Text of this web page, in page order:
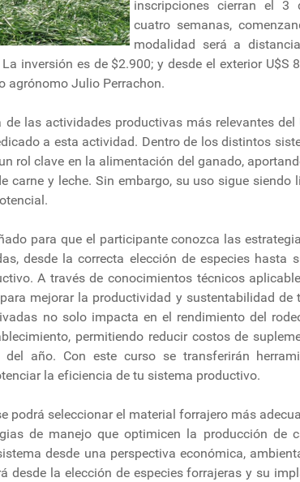
inscripciones cierran el 3
cuatro semanas,
modalidad será a
inversión es de $2.900; y desde el exterior U$S
agrónomo Julio Perrachon.
de las actividades productivas más relevantes del
a esta actividad. Dentro de los distintos
rol clave en la alimentación del ganado,
carne y leche. Sin embargo, su uso sigue
para que el participante conozca las
desde la correcta elección de especies hasta
A través de conocimientos técnicos
mejorar la productividad y sustentabilidad de
no solo impacta en el rendimiento del
permitiendo reducir costos de
año. Con este curso se transferirán
la eficiencia de tu sistema productivo.
podrá seleccionar el material forrajero más
de manejo que optimicen la producción de
desde una perspectiva económica,
desde la elección de especies forrajeras y su